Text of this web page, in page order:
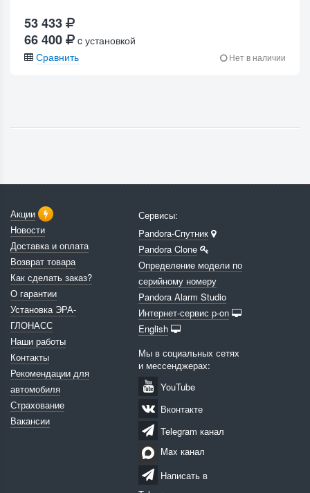
53 433
66 400
c установкой
Сравнить
Нет в наличии
Акции
Новости
Доставка и оплата
Возврат товара
Как сделать заказ?
О гарантии
Установка ЭРА-
ГЛОНАСС
Наши работы
Контакты
Рекомендации для
автомобиля
Страхование
Вакансии
Сервисы:
Pandora-Спутник
Pandora Clone
Определение модели по
серийному номеру
Pandora Alarm Studio
Интернет-сервис p-on
English
Мы в социальных сетях
и мессенджерах:
YouTube
Вконтакте
Telegram канал
Max канал
Написать в